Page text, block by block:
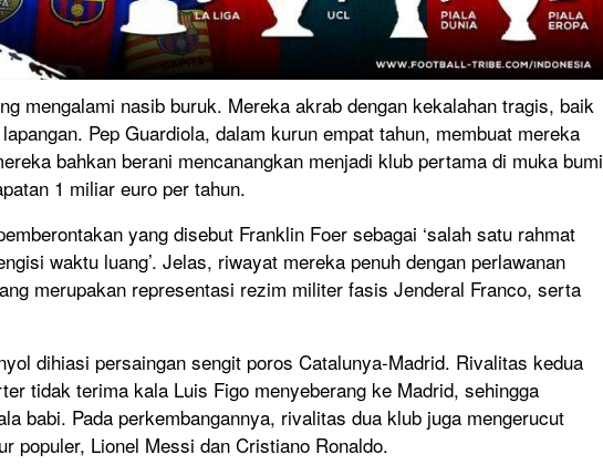
mengalami nasib buruk. Mereka akrab dengan kekalahan tragis, baik
Pep Guardiola, dalam kurun empat tahun, membuat mereka
bahkan berani mencanangkan menjadi klub pertama di muka bumi
1 miliar euro per tahun.
yang disebut Franklin Foer sebagai ‘salah satu rahmat
waktu luang’. Jelas, riwayat mereka penuh dengan perlawanan
merupakan representasi rezim militer fasis Jenderal Franco, serta
dihiasi persaingan sengit poros Catalunya-Madrid. Rivalitas kedua
tidak terima kala Luis Figo menyeberang ke Madrid, sehingga
babi. Pada perkembangannya, rivalitas dua klub juga mengerucut
populer, Lionel Messi dan Cristiano Ronaldo.